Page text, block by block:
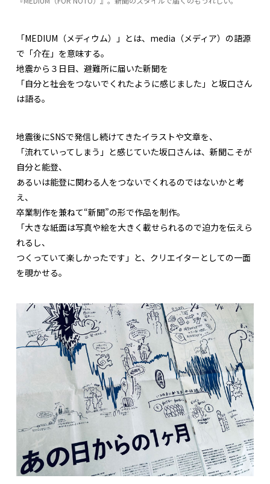
「MEDIUM（メディウム）」とは、media（メディア）の語源
で「介在」を意味する。
地震から３日目、避難所に届いた新聞を
「自分と社会をつないでくれたように感じました」と坂口さん
は語る。
地震後にSNSで発信し続けてきたイラストや文章を、
「流れていってしまう」と感じていた坂口さんは、新聞こそが
自分と能登、
あるいは能登に関わる人をつないでくれるのではないかと考
え、
卒業制作を兼ねて“新聞”の形で作品を制作。
「大きな紙面は写真や絵を大きく載せられるので迫力を伝えら
れるし、
つくっていて楽しかったです」と、クリエイターとしての一面
を覗かせる。